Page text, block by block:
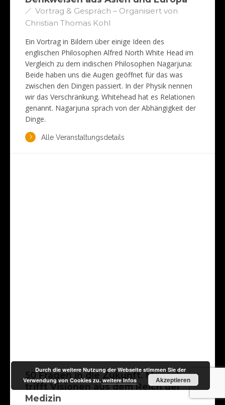
Vortrag & Gespräch – Organisiert von
Christian Thomas Kohl
Ein Vortrag in Bildern über einige Ideen des
englischen Philosophen Alfred North White Head im
Vergleich zu dem indischen Philosophen Nagarjuna:
Beide haben uns die Augen geöffnet für das was
zwischen den Dingen passiert. In der Physik nennen
wir das Verschränkung. Whitehead hat es Relationen
genannt. Nagarjuna sprach von der Abhängigkeit der
Dinge.
Alle Veranstaltungsdetails
50 Fragen in die Zukunft. Mensch
trifft Visionen aus dem Reich der
Medizin
Durch die weitere Nutzung der Webseite stimmen Sie der
Verwendung von Cookies zu. weitere Infos Akzeptieren